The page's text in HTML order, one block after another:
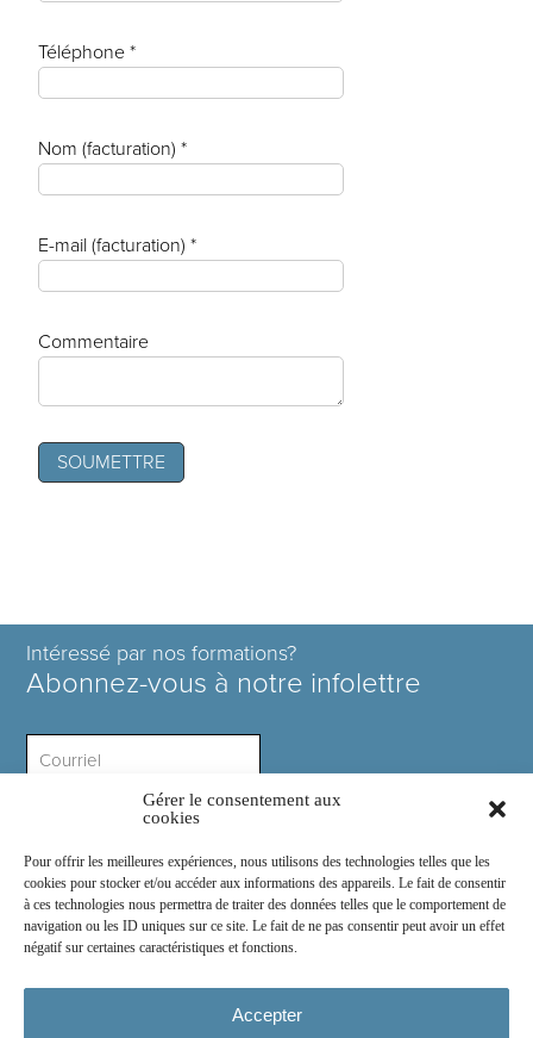
Gérer le consentement aux
cookies
Pour offrir les meilleures expériences, nous utilisons des technologies telles que les
cookies pour stocker et/ou accéder aux informations des appareils. Le fait de consentir
à ces technologies nous permettra de traiter des données telles que le comportement de
navigation ou les ID uniques sur ce site. Le fait de ne pas consentir peut avoir un effet
négatif sur certaines caractéristiques et fonctions.
Accepter
Téléphone *
Nom (facturation) *
E-mail (facturation) *
Commentaire
Intéressé par nos formations?
Abonnez-vous à notre infolettre